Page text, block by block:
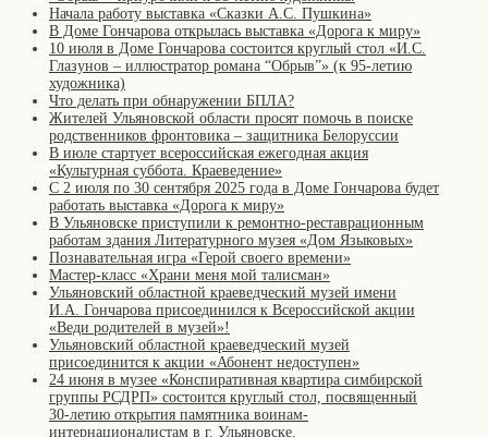
Начала работу выставка «Сказки А.С. Пушкина»
В Доме Гончарова открылась выставка «Дорога к миру»
10 июля в Доме Гончарова состоится круглый стол «И.С.
Глазунов – иллюстратор романа “Обрыв”» (к 95-летию
художника)
Что делать при обнаружении БПЛА?
Жителей Ульяновской области просят помочь в поиске
родственников фронтовика – защитника Белоруссии
В июле стартует всероссийская ежегодная акция
«Культурная суббота. Краеведение»
С 2 июля по 30 сентября 2025 года в Доме Гончарова будет
работать выставка «Дорога к миру»
В Ульяновске приступили к ремонтно-реставрационным
работам здания Литературного музея «Дом Языковых»
Познавательная игра «Герой своего времени»
Мастер-класс «Храни меня мой талисман»
Ульяновский областной краеведческий музей имени
И.А. Гончарова присоединился к Всероссийской акции
«Веди родителей в музей»!
Ульяновский областной краеведческий музей
присоединится к акции «Абонент недоступен»
24 июня в музее «Конспиративная квартира симбирской
группы РСДРП» состоится круглый стол, посвященный
30-летию открытия памятника воинам-
интернационалистам в г. Ульяновске.